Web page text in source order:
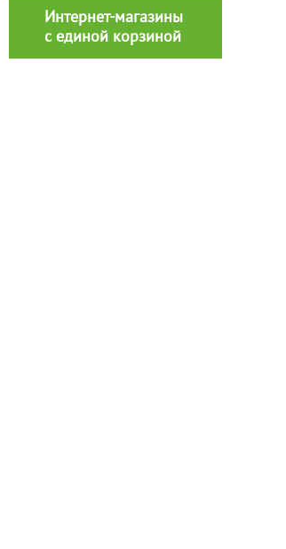
Интернет-магазины
с единой корзиной